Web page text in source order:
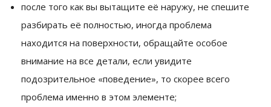
после того как вы вытащите её наружу, не спешите
разбирать её полностью, иногда проблема
находится на поверхности, обращайте особое
внимание на все детали, если увидите
подозрительное «поведение», то скорее всего
проблема именно в этом элементе;